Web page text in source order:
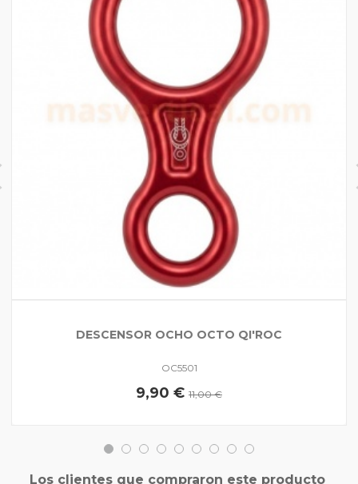
DESCENSOR OCHO OCTO QI'ROC
OC5501
9,90 € 11,00 €
Los clientes que compraron este producto